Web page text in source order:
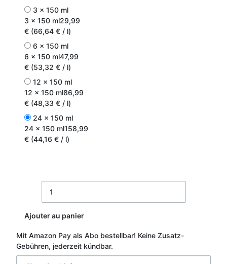
3 x 150 ml
3 x 150 ml29,99
€ (66,64 € / l)
6 x 150 ml
6 x 150 ml47,99
€ (53,32 € / l)
12 x 150 ml
12 x 150 ml86,99
€ (48,33 € / l)
24 x 150 ml
24 x 150 ml158,99
€ (44,16 € / l)
Ajouter au panier
Mit Amazon Pay als Abo bestellbar! Keine Zusatz-
Gebühren, jederzeit kündbar.